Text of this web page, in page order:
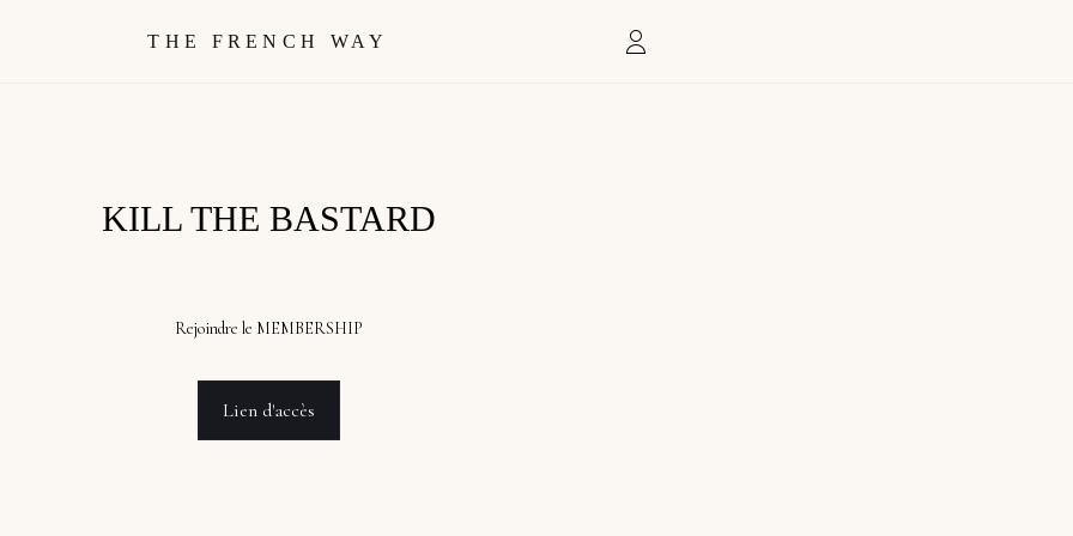
THE FRENCH WAY
KILL THE BASTARD
Rejoindre le MEMBERSHIP
Lien d'accès